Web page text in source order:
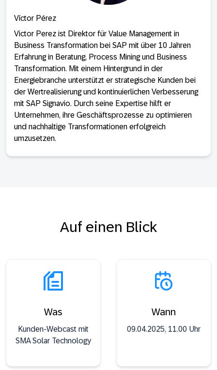
Víctor Pérez
Victor Perez ist Direktor für Value Management in
Business Transformation bei SAP mit über 10 Jahren
Erfahrung in Beratung, Process Mining und Business
Transformation. Mit einem Hintergrund in der
Energiebranche unterstützt er strategische Kunden bei
der Wertrealisierung und kontinuierlichen Verbesserung
mit SAP Signavio. Durch seine Expertise hilft er
Unternehmen, ihre Geschäftsprozesse zu optimieren
und nachhaltige Transformationen erfolgreich
umzusetzen.
Auf einen Blick
Was
Kunden-Webcast mit
SMA Solar Technology
Wann
09.04.2025, 11.00 Uhr